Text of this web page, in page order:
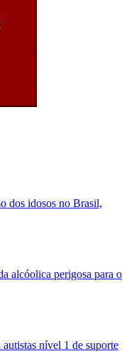
dos idosos no Brasil,
alcóolica perigosa para o
nível 1 de suporte